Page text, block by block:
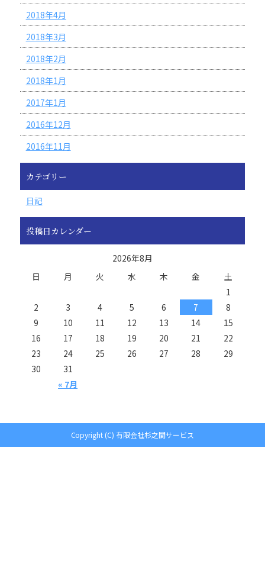
2018年4月
2018年3月
2018年2月
2018年1月
2017年1月
2016年12月
2016年11月
カテゴリー
日記
投稿日カレンダー
2026年8月
日
月 火 水 木 金 土
« 7月
1
2
3 4 5 6 7
8
9
10 11 12 13 14
15
16
17 18 19 20 21
22
23
24 25 26 27 28
29
30
31
Copyright (C) 有限会社杉之間サービス